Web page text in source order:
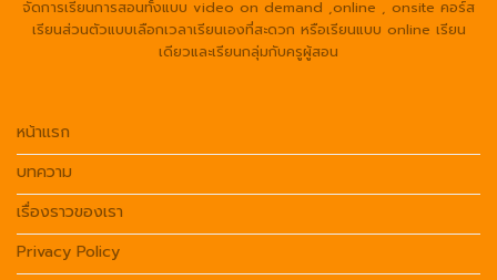
จัดการเรียนการสอนทั้งแบบ video on demand ,online , onsite คอร์ส
เรียนส่วนตัวแบบเลือกเวลาเรียนเองที่สะดวก หรือเรียนแบบ online เรียน
เดียวและเรียนกลุ่มกับครูผู้สอน
หน้าแรก
บทความ
เรื่องราวของเรา
Privacy Policy